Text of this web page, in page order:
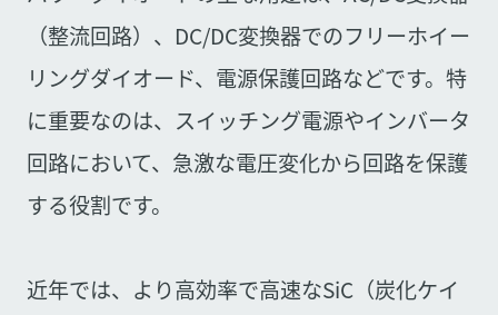
（整流回路）、DC/DC変換器でのフリーホイー
リングダイオード、電源保護回路などです。特
に重要なのは、スイッチング電源やインバータ
回路において、急激な電圧変化から回路を保護
する役割です。
近年では、より高効率で高速なSiC（炭化ケイ